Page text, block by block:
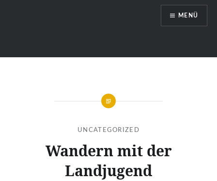
Hengsberg
MENÜ
UNCATEGORIZED
Wandern mit der
Landjugend